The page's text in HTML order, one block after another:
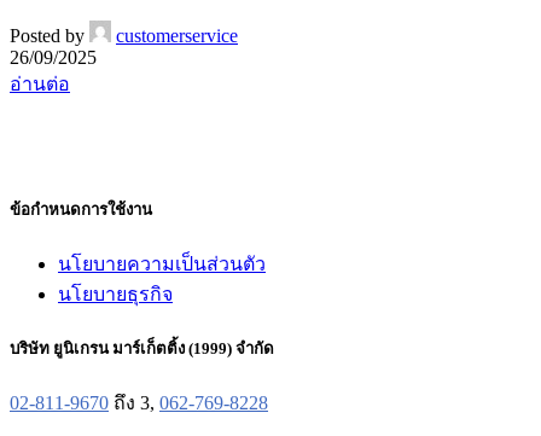
Posted by
customerservice
26/09/2025
อ่านต่อ
ข้อกำหนดการใช้งาน
นโยบายความเป็นส่วนตัว
นโยบายธุรกิจ
บริษัท ยูนิเกรน มาร์เก็ตติ้ง (1999) จำกัด
02-811-9670 ถึง 3, 062-769-8228